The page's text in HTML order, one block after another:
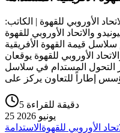
الأوروبي للقهوة | الكاتب:
ورلد | التاريخ: 25 يونيو 2026 اليونيدو والاتحاد الأوروبي للقهوة
قيمة القهوة الأفريقية
الأوروبي للقهوة يوقعان
التحول المستدام في سلاسل
يؤسس إطاراً للتعاون يركز على
5 دقيقة للقراءة
25 يونيو 2026
الأوروبي للقهوة الاستدامة